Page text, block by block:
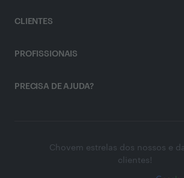
CLIENTES
PROFISSIONAIS
PRECISA DE AJUDA?
Chovem estrelas dos nossos e
clientes!